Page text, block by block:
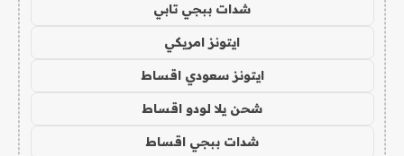
شدات ببجي تابي
ايتونز امريكي
ايتونز سعودي اقساط
شحن يلا لودو اقساط
شدات ببجي اقساط